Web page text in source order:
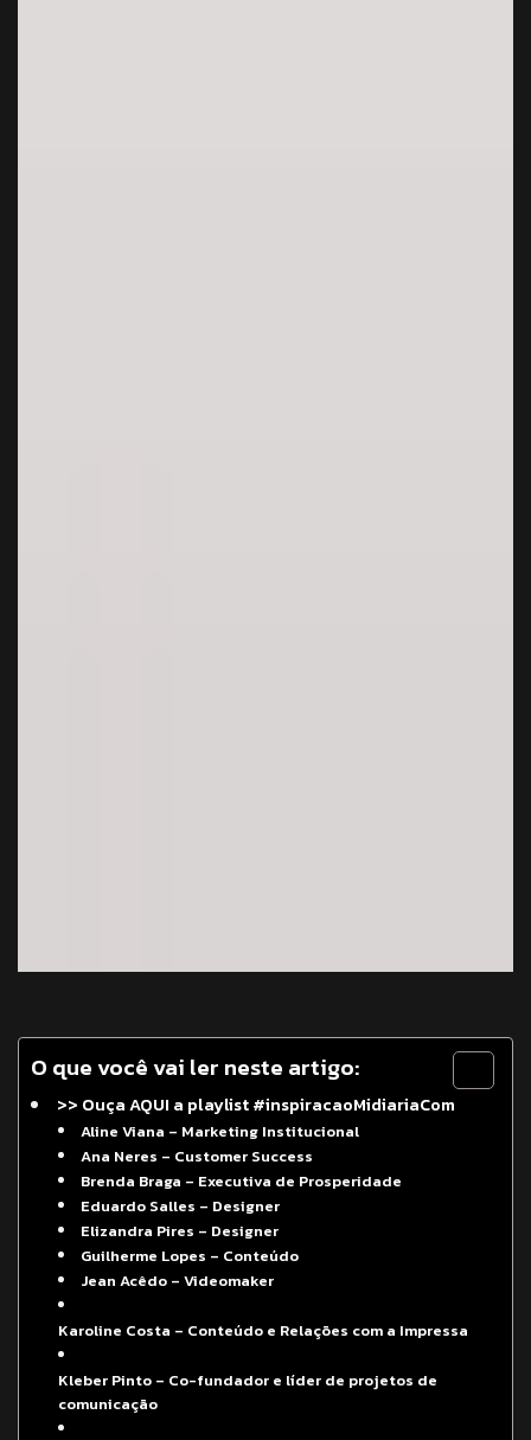
O que você vai ler neste artigo:
>> Ouça AQUI a playlist #inspiracaoMidiariaCom
Aline Viana – Marketing Institucional
Ana Neres – Customer Success
Brenda Braga – Executiva de Prosperidade
Eduardo Salles – Designer
Elizandra Pires – Designer
Guilherme Lopes – Conteúdo
Jean Acêdo – Videomaker
Karoline Costa – Conteúdo e Relações com a Impressa
Kleber Pinto – Co-fundador e líder de projetos de
comunicação